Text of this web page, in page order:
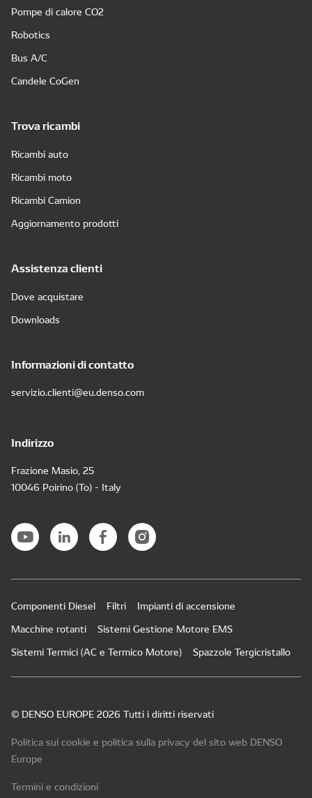
Pompe di calore CO2
Robotics
Bus A/C
Candele CoGen
Trova ricambi
Ricambi auto
Ricambi moto
Ricambi Camion
Aggiornamento prodotti
Assistenza clienti
Dove acquistare
Downloads
Informazioni di contatto
servizio.clienti@eu.denso.com
Indirizzo
Frazione Masio, 25
10046 Poirino (To) - Italy
Componenti Diesel Filtri
Impianti di accensione
Macchine rotanti
Sistemi Gestione Motore EMS
Sistemi Termici (AC e Termico Motore)
Spazzole Tergicristallo
© DENSO EUROPE 2026 Tutti i diritti riservati
Politica sui cookie e politica sulla privacy del sito web DENSO
Europe
Termini e condizioni